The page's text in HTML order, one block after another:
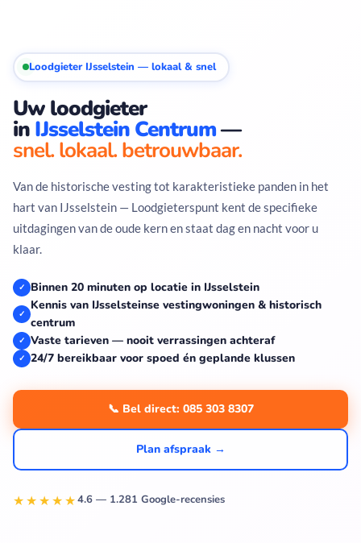
Loodgieter IJsselstein — lokaal & snel
Uw loodgieter
in IJsselstein Centrum—
snel. lokaal. betrouwbaar.
Van de historische vesting tot karakteristieke panden in het
hart van IJsselstein — Loodgieterspunt kent de specifieke
uitdagingen van de oude kern en staat dag en nacht voor u
klaar.
✓ Binnen 20 minuten op locatie in IJsselstein
✓
Kennis van IJsselsteinse vestingwoningen & historisch
centrum
✓ Vaste tarieven — nooit verrassingen achteraf
✓ 24/7 bereikbaar voor spoed én geplande klussen
📞 Bel direct: 085 303 8307
Plan afspraak →
★★★★★4.6 — 1.281 Google-recensies